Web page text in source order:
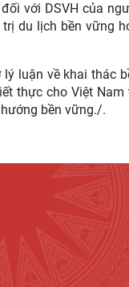
với DSVH của
du lịch bền vững
luận về khai thác
thực cho Việt
bền vững./.